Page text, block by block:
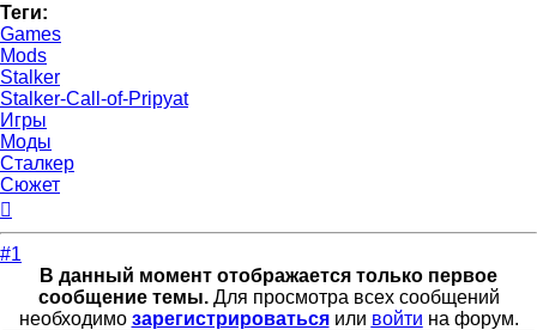
Теги:
Games
Mods
Stalker
Stalker-Call-of-Pripyat
Игры
Моды
Сталкер
Сюжет
началу
#1
В данный момент отображается только первое
сообщение темы.Для просмотра всех сообщений
необходимо зарегистрироватьсяили войти на форум.